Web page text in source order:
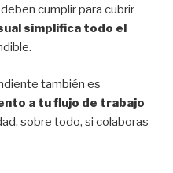
cumplir para cubrir
simplifica todo el
también es
a tu flujo de trabajo
sobre todo, si colaboras